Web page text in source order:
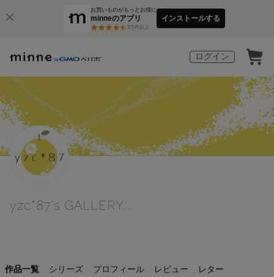
お買いものがもっとお得に
minneのアプリ
3万件以上
インストールする
ログイン
yzc*87's GALLERY...
作品一覧 シリーズ プロフィール レビュー レター